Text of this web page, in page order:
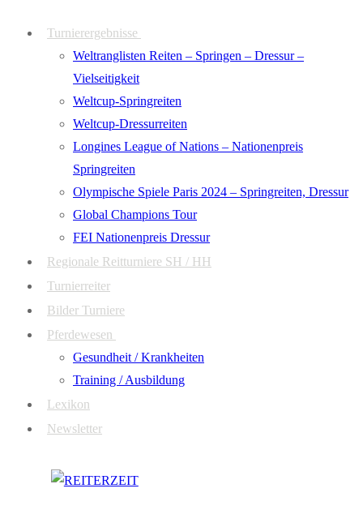
Turnierergebnisse
Weltranglisten Reiten – Springen – Dressur –
Vielseitigkeit
Weltcup-Springreiten
Weltcup-Dressurreiten
Longines League of Nations – Nationenpreis
Springreiten
Olympische Spiele Paris 2024 – Springreiten, Dressur
Global Champions Tour
FEI Nationenpreis Dressur
Regionale Reitturniere SH / HH
Turnierreiter
Bilder Turniere
Pferdewesen
Gesundheit / Krankheiten
Training / Ausbildung
Lexikon
Newsletter